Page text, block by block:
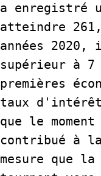
a enregistré
atteindre
années
supérieur à
premières
taux d'intérêt
que le
contribué à
mesure que